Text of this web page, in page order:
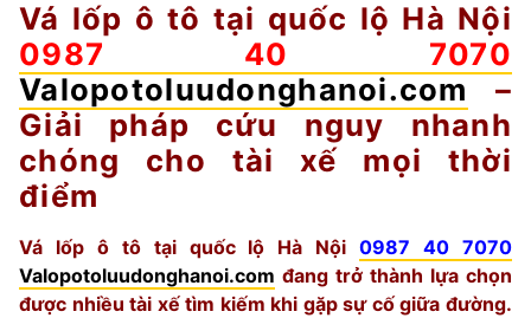
Vá lốp ô tô tại quốc lộ Hà Nội
0987 40 7070
Valopotoluudonghanoi.com –
Giải pháp cứu nguy nhanh
chóng cho tài xế mọi thời
điểm
Vá lốp ô tô tại quốc lộ Hà Nội0987 40 7070
Valopotoluudonghanoi.com đang trở thành lựa chọn
được nhiều tài xế tìm kiếm khi gặp sự cố giữa đường.